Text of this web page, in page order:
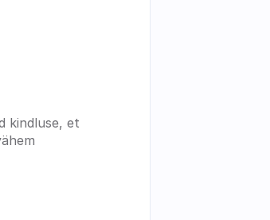
kindluse, et